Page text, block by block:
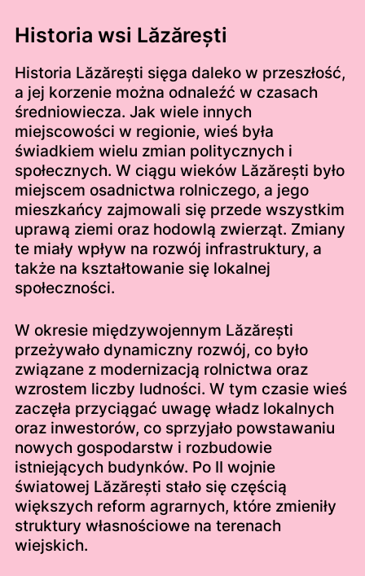
Historia wsi Lăzărești
Historia Lăzărești sięga daleko w przeszłość,
a jej korzenie można odnaleźć w czasach
średniowiecza. Jak wiele innych
miejscowości w regionie, wieś była
świadkiem wielu zmian politycznych i
społecznych. W ciągu wieków Lăzărești było
miejscem osadnictwa rolniczego, a jego
mieszkańcy zajmowali się przede wszystkim
uprawą ziemi oraz hodowlą zwierząt. Zmiany
te miały wpływ na rozwój infrastruktury, a
także na kształtowanie się lokalnej
społeczności.
W okresie międzywojennym Lăzărești
przeżywało dynamiczny rozwój, co było
związane z modernizacją rolnictwa oraz
wzrostem liczby ludności. W tym czasie wieś
zaczęła przyciągać uwagę władz lokalnych
oraz inwestorów, co sprzyjało powstawaniu
nowych gospodarstw i rozbudowie
istniejących budynków. Po II wojnie
światowej Lăzărești stało się częścią
większych reform agrarnych, które zmieniły
struktury własnościowe na terenach
wiejskich.